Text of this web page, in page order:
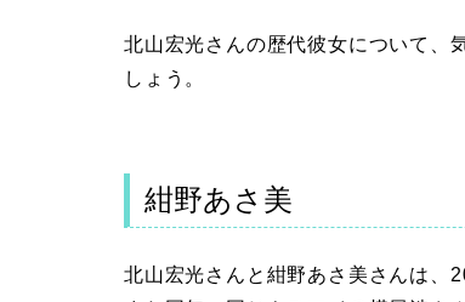
北山宏光さんの歴代彼女について、
しょう。
紺野あさ美
北山宏光さんと紺野あさ美さんは、